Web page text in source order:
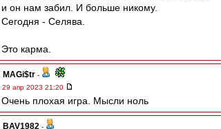
и он нам забил. И больше никому.
Сегодня - Селява.
Это карма.
MAGi$tr -
29 апр 2023 21:20
Очень плохая игра. Мысли ноль
BAV1982 -